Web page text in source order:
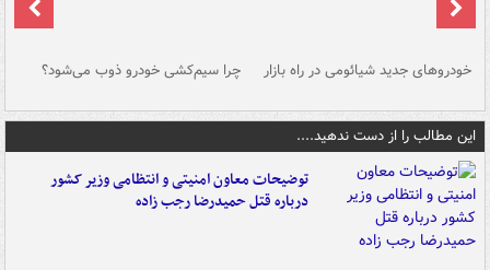
خودروهای جدید شیائومی در راه بازار چرا سیم‌کشی خودرو ذوب می‌شود؟
این مطالب را از دست ندهید....
توضیحات معاون امنیتی و انتظامی وزیر کشور
درباره قتل حمیدرضا رجب زاده